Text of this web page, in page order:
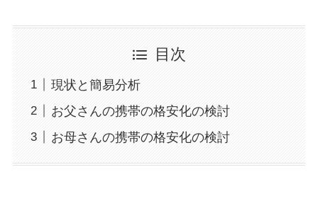
目次
現状と簡易分析
お父さんの携帯の格安化の検討
お母さんの携帯の格安化の検討